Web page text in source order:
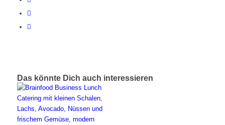
Das könnte Dich auch interessieren